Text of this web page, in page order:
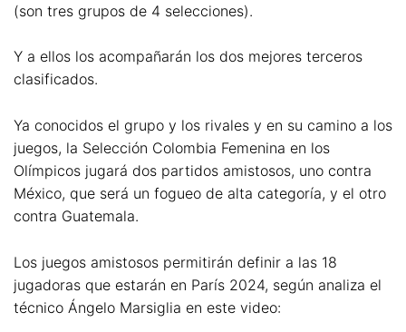
(son tres grupos de 4 selecciones).
Y a ellos los acompañarán los dos mejores terceros
clasificados.
Ya conocidos el grupo y los rivales y en su camino a los
juegos, la Selección Colombia Femenina en los
Olímpicos jugará dos partidos amistosos, uno contra
México, que será un fogueo de alta categoría, y el otro
contra Guatemala.
Los juegos amistosos permitirán definir a las 18
jugadoras que estarán en París 2024, según analiza el
técnico Ángelo Marsiglia en este video: